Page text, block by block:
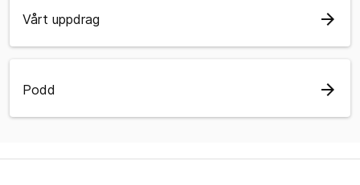
Vårt uppdrag arrow_forward
Podd arrow_forward